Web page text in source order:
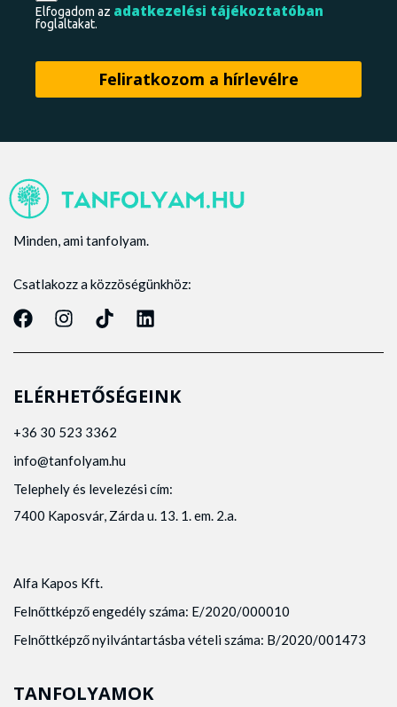
Elfogadom az adatkezelési tájékoztatóban
foglaltakat.
Minden, ami tanfolyam.
Csatlakozz a közzöségünkhöz:
ELÉRHETŐSÉGEINK
+36 30 523 3362
info@tanfolyam.hu
Telephely és levelezési cím:
7400 Kaposvár, Zárda u. 13. 1. em. 2.a.
Alfa Kapos Kft.
Felnőttképző engedély száma: E/2020/000010
Felnőttképző nyilvántartásba vételi száma: B/2020/001473
TANFOLYAMOK